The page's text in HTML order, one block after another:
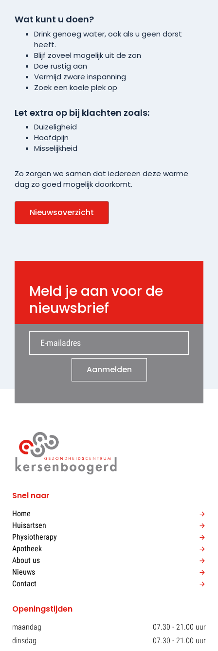
Wat kunt u doen?
Drink genoeg water, ook als u geen dorst
heeft.
Blijf zoveel mogelijk uit de zon
Doe rustig aan
Vermijd zware inspanning
Zoek een koele plek op
Let extra op bij klachten zoals:
Duizeligheid
Hoofdpijn
Misselijkheid
Zo zorgen we samen dat iedereen deze warme
dag zo goed mogelijk doorkomt.
Nieuwsoverzicht
Meld je aan voor de
nieuwsbrief
Aanmelden
Snel naar
Home
Huisartsen
Physiotherapy
Apotheek
About us
Nieuws
Contact
Openingstijden
maandag
07.30 - 21.00 uur
dinsdag
07.30 - 21.00 uur